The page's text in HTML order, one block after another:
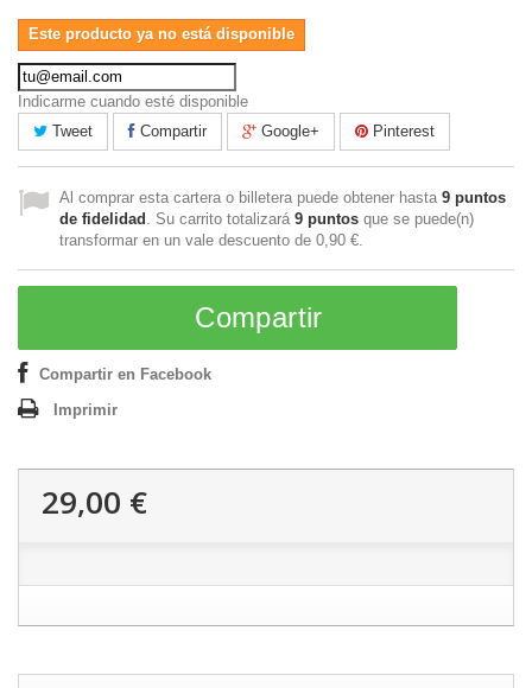
Este producto ya no está disponible
Indicarme cuando esté disponible
Tweet
Compartir Google+ Pinterest
Al comprar esta cartera o billetera puede obtener hasta 9 puntos
de fidelidad . Su carrito totalizará 9 puntos que se puede(n)
transformar en un vale descuento de 0,90 €.
Compartir
Compartir en Facebook
Imprimir
29,00 €